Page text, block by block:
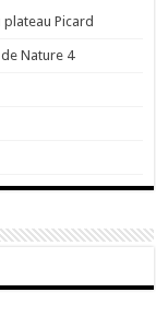
Picard
Nature 4